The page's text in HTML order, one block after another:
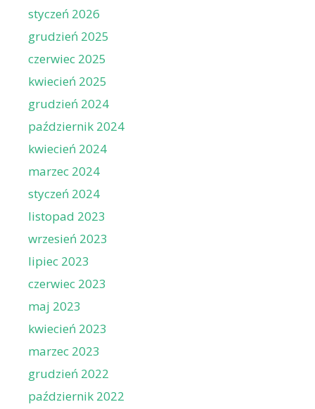
styczeń 2026
grudzień 2025
czerwiec 2025
kwiecień 2025
grudzień 2024
październik 2024
kwiecień 2024
marzec 2024
styczeń 2024
listopad 2023
wrzesień 2023
lipiec 2023
czerwiec 2023
maj 2023
kwiecień 2023
marzec 2023
grudzień 2022
październik 2022